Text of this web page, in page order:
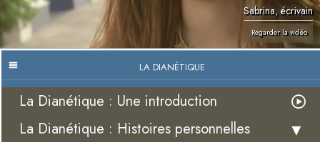
Sabrina, écrivain
Regarder la vidéo
LA DIANÉTIQUE
La Dianétique : Une introduction
La Dianétique : Histoires personnelles